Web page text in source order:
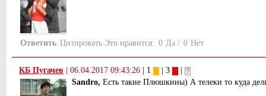
Ответить Цитировать Это нравится: 0 Да / 0 Нет
КБ Пугачев 06.04.2017 09:43:26 | 1 | 3
Sandro, Есть такие Плюшкины) А телеки то куда